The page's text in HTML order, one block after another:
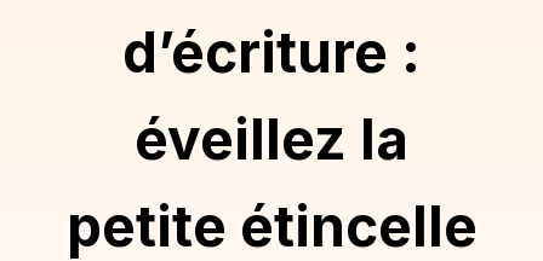
d’écriture :
éveillez la
petite étincelle